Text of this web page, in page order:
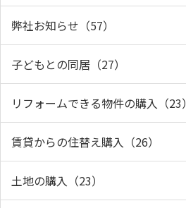
弊社お知らせ（57）
子どもとの同居（27）
リフォームできる物件の購入（23）
賃貸からの住替え購入（26）
土地の購入（23）